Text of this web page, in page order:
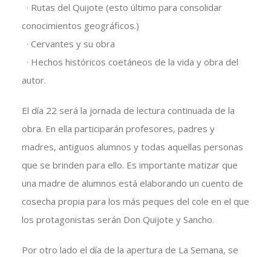
· Rutas del Quijote (esto último para consolidar
conocimientos geográficos.)
· Cervantes y su obra
· Hechos históricos coetáneos de la vida y obra del
autor.
El día 22 será la jornada de lectura continuada de la
obra. En ella participarán profesores, padres y
madres, antiguos alumnos y todas aquellas personas
que se brinden para ello. Es importante matizar que
una madre de alumnos está elaborando un cuento de
cosecha propia para los más peques del cole en el que
los protagonistas serán Don Quijote y Sancho.
Por otro lado el día de la apertura de La Semana, se